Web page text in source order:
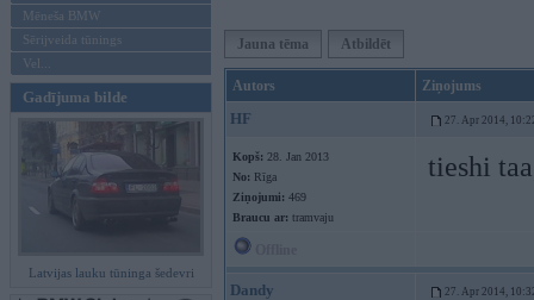
Mēneša BMW
Sērijveida tūnings
Vel...
Gadījuma bilde
Latvijas lauku tūninga šedevri
Jauna tēma Atbildēt
Autors Ziņojums
HF 27. Apr 2014,
Kopš: 28. Jan 2013
No: Rīga
Ziņojumi: 469
Braucu ar: tramvaju
tieshi
Dandy 27. Apr 2014,